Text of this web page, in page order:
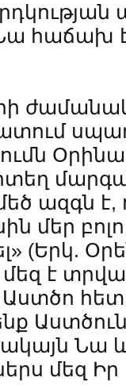
հաճախ
ազգն
մեր
(Երկ.
է
Աստծո
Նա
մեզ Իր